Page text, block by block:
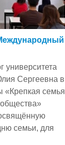
университета
Сергеевна в
«Крепкая семья
семьи, для